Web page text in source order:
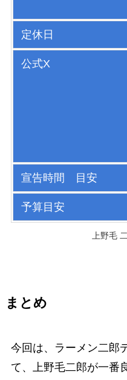
定休日
公式X
宣告時間 目安
予算目安
上野毛
まとめ
今回は、ラーメン二郎
て、上野毛二郎が一番